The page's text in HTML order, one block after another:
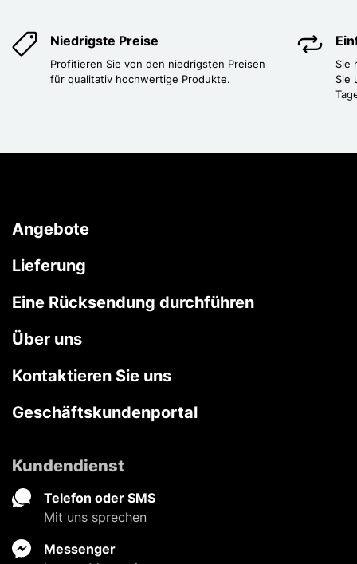
Niedrigste Preise
Profitieren Sie von den niedrigsten Preisen
für qualitativ hochwertige Produkte.
Sie
Sie
Angebote
Lieferung
Eine Rücksendung durchführen
Über uns
Kontaktieren Sie uns
Geschäftskundenportal
Kundendienst
Telefon oder SMS
Mit uns sprechen
Messenger